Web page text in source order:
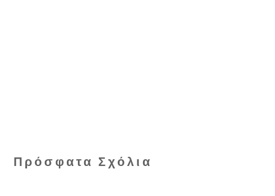
Πρόσφατα Σχόλια